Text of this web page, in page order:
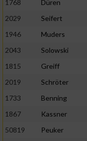
1768
Düren
2029
Seifert
1946
Muders
2043
Solowski
1815
Greiff
2019
Schröter
1733
Benning
1867
Kassner
50819
Peuker